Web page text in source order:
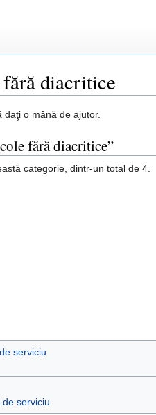
diacritice
daţi o mână de ajutor.
fără diacritice”
categorie, dintr-un total de 4.
serviciu
de serviciu